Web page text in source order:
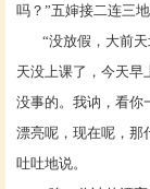
吗？”五婶接二连三地
“没放假，大前天
天没上课了，今天早
没事的。我讷，看你
漂亮呢，现在呢，
吐吐地说。